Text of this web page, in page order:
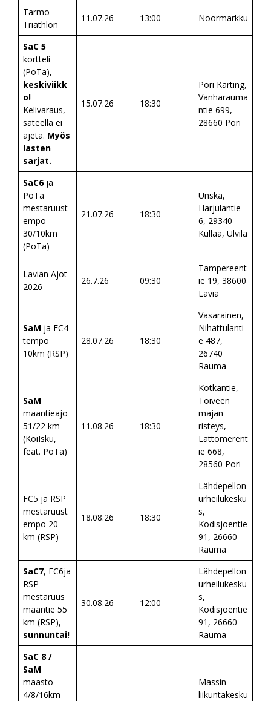
Tarmo
Triathlon
11.07.26 13:00 Noormarkku
SaC 5
kortteli
(PoTa),
keskiviikk
o!
Kelivaraus,
sateella ei
ajeta. Myös
lasten
sarjat.
15.07.26 18:30
Pori Karting,
Vanharauma
ntie 699,
28660 Pori
SaC6ja
PoTa
mestaruust
empo
30/10km
(PoTa)
21.07.26 18:30
Unska,
Harjulantie
6, 29340
Kullaa, Ulvila
Lavian Ajot
2026
26.7.26 09:30
Tampereent
ie 19, 38600
Lavia
SaM ja FC4
tempo
10km (RSP)
28.07.26 18:30
Vasarainen,
Nihattulanti
e 487,
26740
Rauma
SaM
maantieajo
51/22 km
(KoiIsku,
feat. PoTa)
11.08.26 18:30
Kotkantie,
Toiveen
majan
risteys,
Lattomerent
ie 668,
28560 Pori
FC5 ja RSP
mestaruust
empo 20
km (RSP)
18.08.26 18:30
Lähdepellon
urheilukesku
s,
Kodisjoentie
91, 26660
Rauma
SaC7, FC6ja
RSP
mestaruus
maantie 55
km (RSP),
sunnuntai!
30.08.26 12:00
Lähdepellon
urheilukesku
s,
Kodisjoentie
91, 26660
Rauma
SaC 8 /
SaM
maasto
4/8/16km
Massin
liikuntakesku